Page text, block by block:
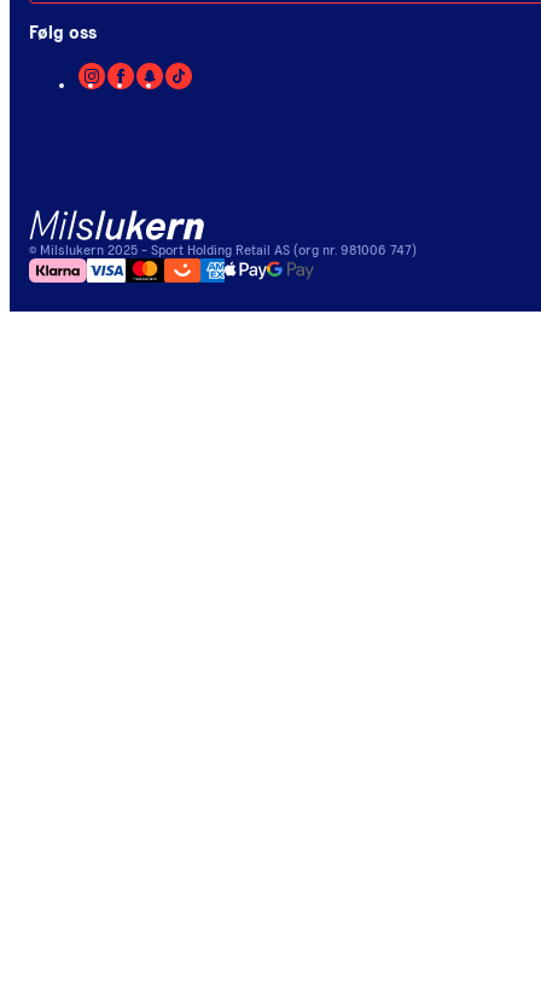
Følg oss
© Milslukern 2025 - Sport Holding Retail AS (org nr. 981006 747)